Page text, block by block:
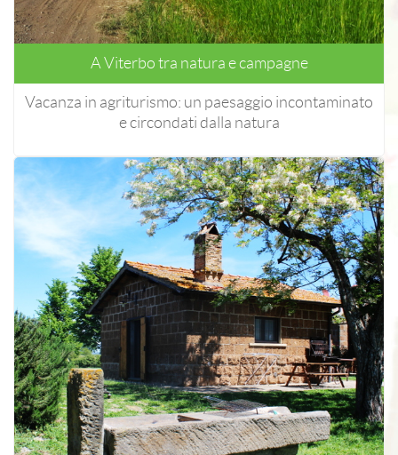
A Viterbo tra natura e campagne
Vacanza in agriturismo: un paesaggio incontaminato
e circondati dalla natura